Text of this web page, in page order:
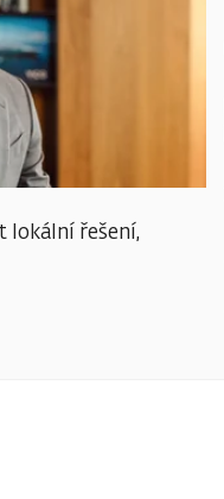
lokální řešení,